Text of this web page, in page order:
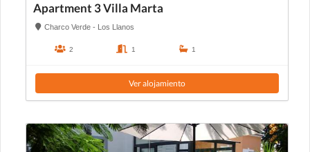
Apartment 3 Villa Marta
Charco Verde - Los Llanos
2 1 1
Ver alojamiento